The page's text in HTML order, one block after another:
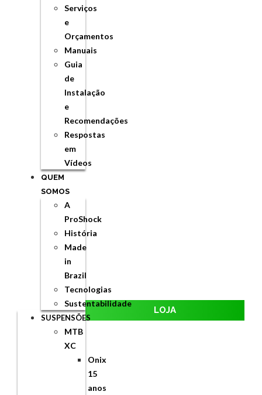
Serviços
e
Orçamentos
Manuais
Guia
de
Instalação
e
Recomendações
Respostas
em
Vídeos
QUEM
SOMOS
A
ProShock
História
Made
in
Brazil
Tecnologias
Sustentabilidade
SUSPENSÕES
MTB
XC
Onix
15
anos
LOJA